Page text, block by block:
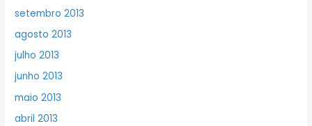
setembro 2013
agosto 2013
julho 2013
junho 2013
maio 2013
abril 2013